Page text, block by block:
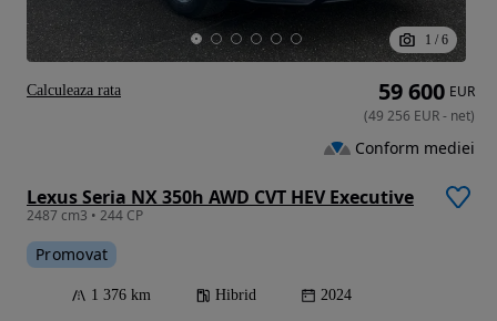
1 / 6
Lexus Seria NX 350h AWD CVT HEV Executive
2487 cm3 • 244 CP
Promovat
1 376 km Hibrid 2024
59 600 EUR
(49 256 EUR- net)
Conform mediei
Calculeaza rata